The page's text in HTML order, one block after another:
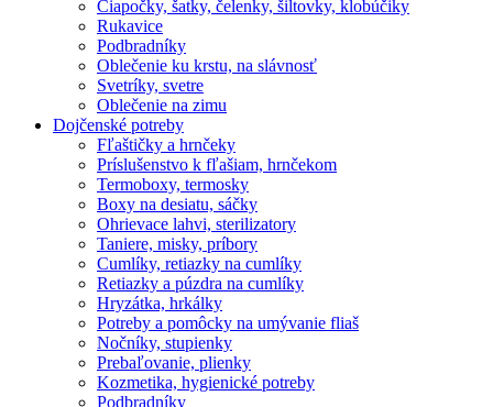
Čiapočky, šatky, čelenky, šiltovky, klobúčiky
Rukavice
Podbradníky
Oblečenie ku krstu, na slávnosť
Svetríky, svetre
Oblečenie na zimu
Dojčenské potreby
Fľaštičky a hrnčeky
Príslušenstvo k fľašiam, hrnčekom
Termoboxy, termosky
Boxy na desiatu, sáčky
Ohrievace lahvi, sterilizatory
Taniere, misky, príbory
Cumlíky, retiazky na cumlíky
Retiazky a púzdra na cumlíky
Hryzátka, hrkálky
Potreby a pomôcky na umývanie fliaš
Nočníky, stupienky
Prebaľovanie, plienky
Kozmetika, hygienické potreby
Podbradníky